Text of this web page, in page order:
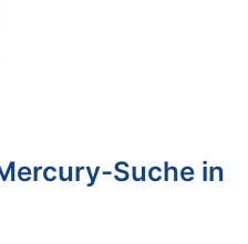
Suche in